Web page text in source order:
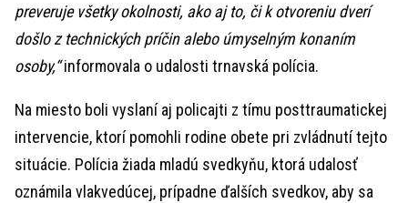
preveruje všetky okolnosti, ako aj to, či k otvoreniu dverí
došlo z technických príčin alebo úmyselným konaním
osoby,“informovala o udalosti trnavská polícia.
Na miesto boli vyslaní aj policajti z tímu posttraumatickej
intervencie, ktorí pomohli rodine obete pri zvládnutí tejto
situácie. Polícia žiada mladú svedkyňu, ktorá udalosť
oznámila vlakvedúcej, prípadne ďalších svedkov, aby sa